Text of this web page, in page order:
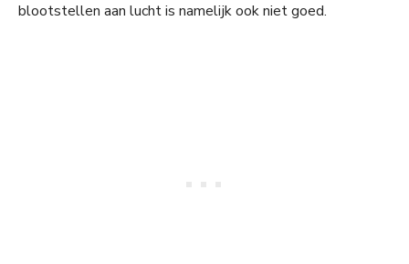
blootstellen aan lucht is namelijk ook niet goed.